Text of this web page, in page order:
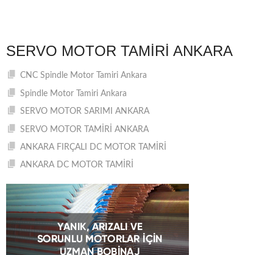
SERVO MOTOR TAMIRI ANKARA
CNC Spindle Motor Tamiri Ankara
Spindle Motor Tamiri Ankara
SERVO MOTOR SARIMI ANKARA
SERVO MOTOR TAMİRİ ANKARA
ANKARA FIRÇALI DC MOTOR TAMİRİ
ANKARA DC MOTOR TAMİRİ